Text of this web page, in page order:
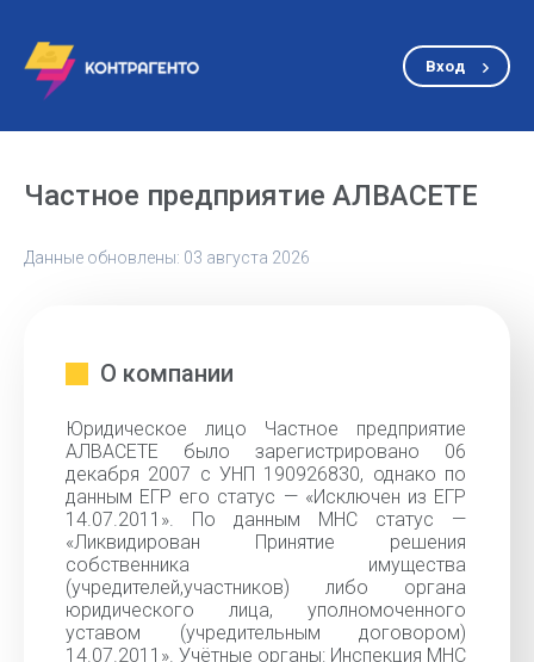
Вход
Частное предприятие АЛВАСЕТЕ
Данные обновлены: 03 августа 2026
О компании
Юридическое лицо Частное предприятие
АЛВАСЕТЕ было зарегистрировано 06
декабря 2007 с УНП 190926830, однако по
данным ЕГР его статус — «Исключен из ЕГР
14.07.2011». По данным МНС статус —
«Ликвидирован Принятие решения
собственника имущества
(учредителей,участников) либо органа
юридического лица, уполномоченного
уставом (учредительным договором)
14.07.2011». Учётные органы: Инспекция МНС